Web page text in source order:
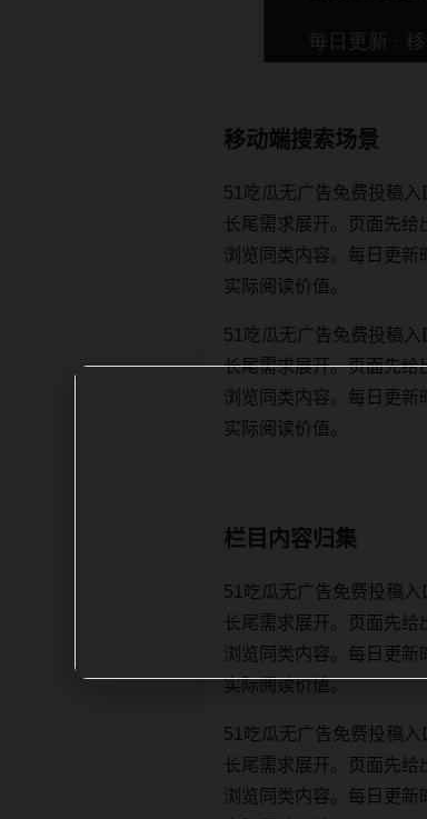
移动端搜索场景
51吃瓜无广告免费投稿
长尾需求展开。页面先
浏览同类内容。每日更
实际阅读价值。
51吃瓜无广告免费投稿
长尾需求展开。页面先给
浏览同类内容。每日更
实际阅读价值。
栏目内容归集
51吃瓜无广告免费投稿
长尾需求展开。页面先
浏览同类内容。每日更
实际阅读价值。
51吃瓜无广告免费投稿
长尾需求展开。页面先
浏览同类内容。每日更